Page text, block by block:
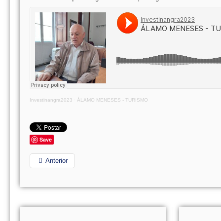
Investinangra2023 · ÁLAMO MENESES - TURISMO
Save
Anterior